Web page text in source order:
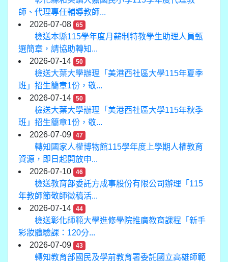
師、代理專任輔導教師...
2026-07-08
65
檢送本縣115學年度月薪制特教學生助理人員甄
選簡章，請協助轉知...
2026-07-14
50
檢送大葉大學辦理「美港西社區大學115年夏季
班」招生簡章1份，敬...
2026-07-14
50
檢送大葉大學辦理「美港西社區大學115年秋季
班」招生簡章1份，敬...
2026-07-09
47
轉知國家人權博物館115學年度上學期人權教育
資源，即日起開放申...
2026-07-10
46
檢送教育部委託方成事股份有限公司辦理「115
年教師節敬師徵稿活...
2026-07-14
44
檢送彰化師範大學進修學院推廣教育課程「新手
彩妝體驗課：120分...
2026-07-09
43
轉知教育部國民及學前教育署委託國立高雄師範